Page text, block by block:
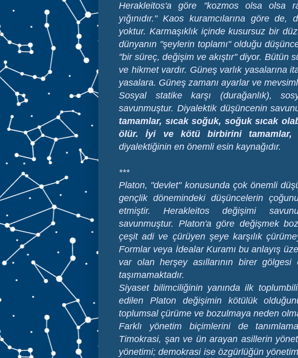
Herakleitos'a göre "kozmos olsa olsa
yığınıdır." Kaos kuramcılarına göre de,
yoktur. Karmaşıklık içinde kusursuz bir
dünyanın "şeylerin toplamı" olduğu
"bir süreç, değişim ve akıştır" diyor. Bütün
ve hikmet vardır. Güneş varlık yasalarına
yasalara. Güneş zamanı ayarlar ve
Sosyal statike karşı (durağanlık),
savunmuştur. Diyalektik düşüncenin
tamamlar, sıcak soğuk, soğuk sıcak
ölür. İyi ve kötü birbirini tamamlar,
diyalektiğinin en önemli esin kaynağıdır.
***
Platon, "devlet" konusunda çok önemli
gençlik dönemindeki düşüncelerin
etmiştir. Herakleitos değişimi
savunmuştur. Platon'a göre değişmek
çeşit adi ve çürüyen şeye karşılık
Formlar veya İdealar Kuramı bu anlayış
var olan herşey asıllarının birer
taşımamaktadır.
Siyaset bilimciliğinin yanında ilk
edilen Platon değişimin kötülük
toplumsal çürüme ve bozulmaya neden
Farklı yönetim biçimlerini de
Timokrasi, şan ve ün arayan asillerin
yönetimi; demokrasi ise özgürlüğün